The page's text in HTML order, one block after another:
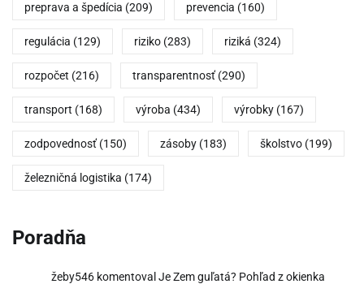
preprava a špedícia (209) prevencia (160)
regulácia (129) riziko (283) riziká (324)
rozpočet (216) transparentnosť (290)
transport (168) výroba (434) výrobky (167)
zodpovednosť (150) zásoby (183) školstvo (199)
železničná logistika (174)
Poradňa
žeby546 komentoval Je Zem guľatá? Pohľad z okienka